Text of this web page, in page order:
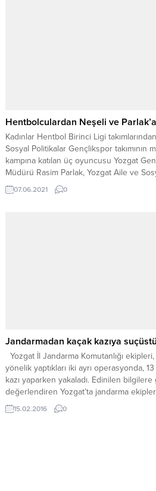
Hentbolculardan Neşeli ve
Kadınlar Hentbol Birinci Ligi
Sosyal Politikalar Gençlikspor takımının
kampına katılan üç oyuncusu Yozgat
Müdürü Rasim Parlak, Yozgat Aile ve
Müdürü Abdullah Neşeli’yi makamında
07.06.2021 0
Jandarmadan kaçak kazıya suçüstü
Yozgat İl Jandarma Komutanlığı
yönelik yaptıkları iki ayrı operasyonda,
kazı yaparken yakaladı. Edinilen bilgilere
değerlendiren Yozgat’ta jandarma
Araplı Beldesi’nde bulunan Mağaralar
kazı yapan 7 kişiyi suçüstü yakaladı.
15.02.2016 0